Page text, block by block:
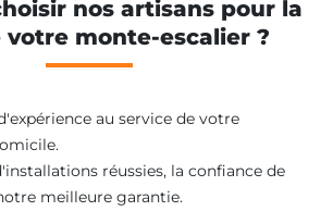
nos artisans pour la
votre monte-escalier ?
au service de votre
réussies, la confiance de
meilleure garantie.